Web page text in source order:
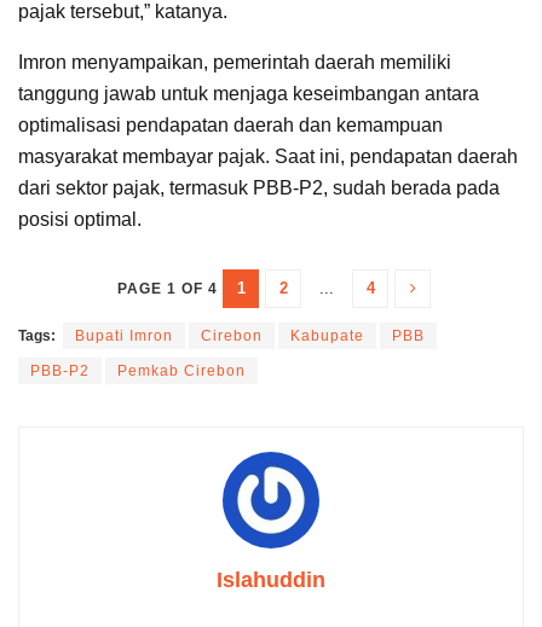
pajak tersebut,” katanya.
Imron menyampaikan, pemerintah daerah memiliki
tanggung jawab untuk menjaga keseimbangan antara
optimalisasi pendapatan daerah dan kemampuan
masyarakat membayar pajak. Saat ini, pendapatan daerah
dari sektor pajak, termasuk PBB-P2, sudah berada pada
posisi optimal.
PAGE 1 OF 4 1 2 ... 4
Tags: Bupati Imron Cirebon Kabupate PBB
PBB-P2 Pemkab Cirebon
Islahuddin